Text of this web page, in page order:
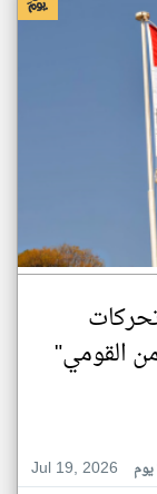
القومي"
Jul 19, 2026